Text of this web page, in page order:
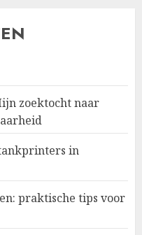
zoektocht naar
in
praktische tips voor